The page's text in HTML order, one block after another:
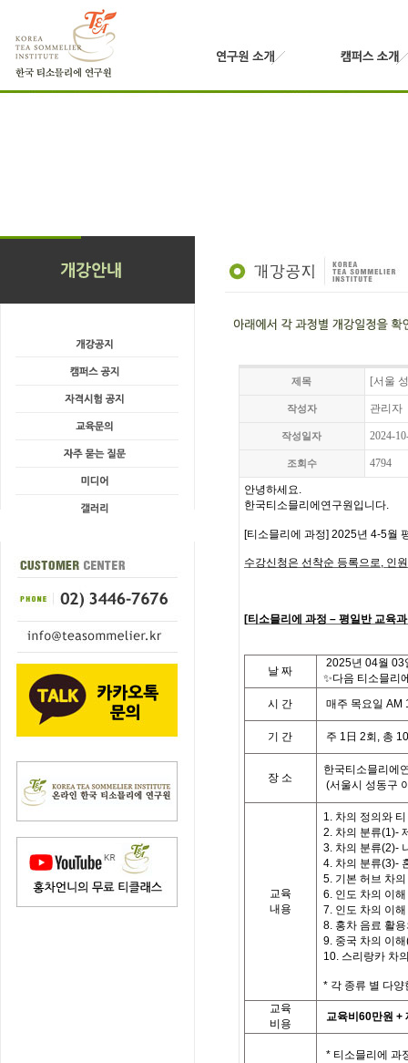
제목 [서울
작성자 관리자
작성일자 2024-
조회수 4794
안녕하세요.
한국티소믈리에연구원입니다.
[티소믈리에 과정] 2025년 4-5월
수강신청은 선착순 등록으로, 인
[티 소믈리에 과정 – 평일반교육
날 짜
2025년 04월 03
✨다음 티소믈리
시
간 매주 목요일 AM
기 간 주 1 日 2회 , 총 10
장 소
한국티소믈리에
(서울시 성동구
교육
내용
1. 차의 정의와
2. 차의 분류(1)-
3. 차의 분류(2)-
4. 차의 분류(3)-
5. 기본 허브 차
6. 인도 차의 이
7. 인도 차의 이
8. 홍차 음료 활
9. 중국 차의 이
10. 스리랑카 차
* 각 종류 별 다양
교육
비용
교육비 60만원 +
* 티소믈리에 과